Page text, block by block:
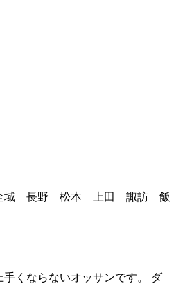
域 長野 松本 上田 諏訪 飯
くならないオッサンです。 ダ